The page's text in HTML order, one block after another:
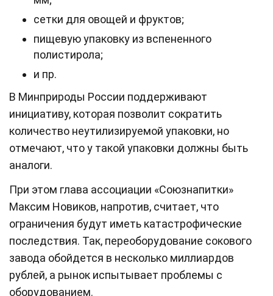
сетки для овощей и фруктов;
пищевую упаковку из вспененного
полистирола;
и пр.
В Минприроды России поддерживают
инициативу, которая позволит сократить
количество неутилизируемой упаковки, но
отмечают, что у такой упаковки должны быть
аналоги.
При этом глава ассоциации «Союзнапитки»
Максим Новиков, напротив, считает, что
ограничения будут иметь катастрофические
последствия. Так, переоборудование сокового
завода обойдется в несколько миллиардов
рублей, а рынок испытывает проблемы с
оборудованием.